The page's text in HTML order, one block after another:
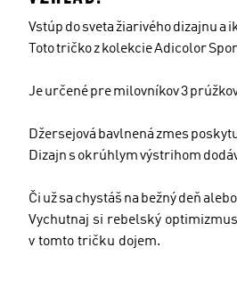
Vstúp do sveta žiarivého dizajnu
Toto tričko z kolekcie Adicolor
Je určené pre milovníkov 3
Džersejová bavlnená zmes
Dizajn s okrúhlym výstrihom
Či už sa chystáš na bežný deň
Vychutnaj si rebelský
v tomto tričku dojem.